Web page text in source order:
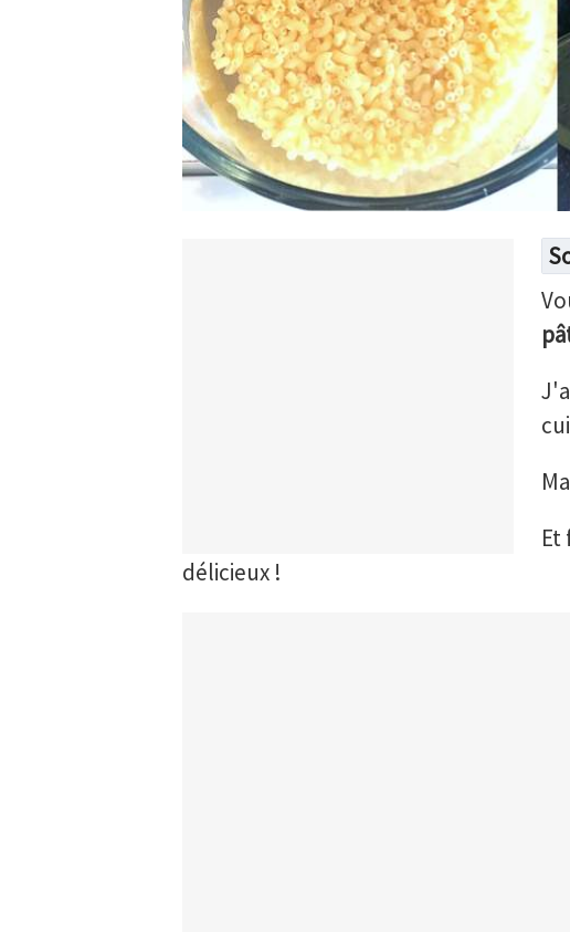
délicieux !